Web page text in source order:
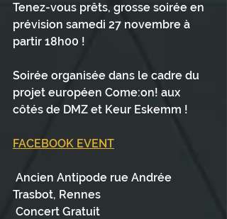
Tenez-vous prêts, grosse soirée en
prévision samedi 27 novembre à
partir 18h00 !
Soirée organisée dans le cadre du
projet européen Come:on! aux
côtés de DMZ et Keur Eskemm !
FACEBOOK EVENT
Trasbot, Rennes
Concert Gratuit